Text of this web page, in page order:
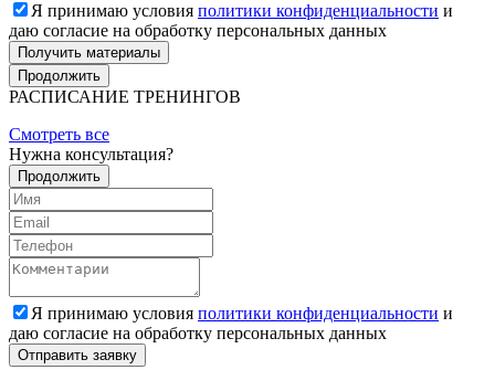
Я принимаю условия политики конфиденциальности и
даю согласие на обработку персональных данных
Получить материалы
Продолжить
РАСПИСАНИЕ ТРЕНИНГОВ
Смотреть все
Нужна консультация?
Продолжить
Я принимаю условия политики конфиденциальности и
даю согласие на обработку персональных данных